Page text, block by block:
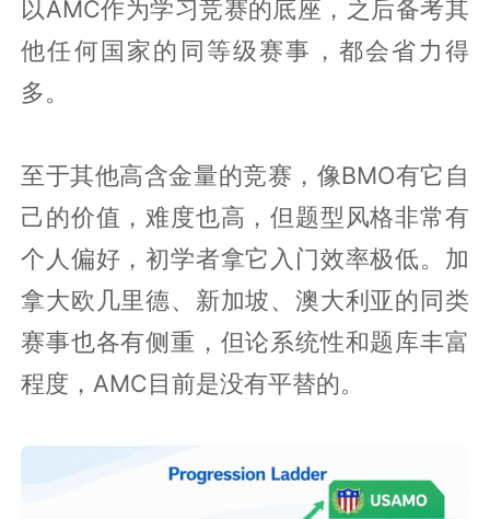
以AMC作为学习竞赛的底座，之后备考其
他任何国家的同等级赛事，都会省力得
多。
至于其他高含金量的竞赛，像BMO有它自
己的价值，难度也高，但题型风格非常有
个人偏好，初学者拿它入门效率极低。加
拿大欧几里德、新加坡、澳大利亚的同类
赛事也各有侧重，但论系统性和题库丰富
程度，AMC目前是没有平替的。